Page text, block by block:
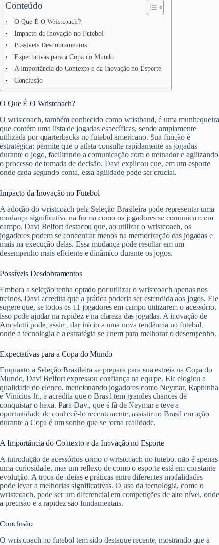
Conteúdo
O Que É O Wristcoach?
Impacto da Inovação no Futebol
Possíveis Desdobramentos
Expectativas para a Copa do Mundo
A Importância do Contexto e da Inovação no Esporte
Conclusão
O Que É O Wristcoach?
O wristcoach, também conhecido como wristband, é uma munhequeira
que contém uma lista de jogadas específicas, sendo amplamente
utilizada por quarterbacks no futebol americano. Sua função é
estratégica: permite que o atleta consulte rapidamente as jogadas
durante o jogo, facilitando a comunicação com o treinador e agilizando
o processo de tomada de decisão. Davi explicou que, em um esporte
onde cada segundo conta, essa agilidade pode ser crucial.
Impacto da Inovação no Futebol
A adoção do wristcoach pela Seleção Brasileira pode representar uma
mudança significativa na forma como os jogadores se comunicam em
campo. Davi Belfort destacou que, ao utilizar o wristcoach, os
jogadores podem se concentrar menos na memorização das jogadas e
mais na execução delas. Essa mudança pode resultar em um
desempenho mais eficiente e dinâmico durante os jogos.
Possíveis Desdobramentos
Embora a seleção tenha optado por utilizar o wristcoach apenas nos
treinos, Davi acredita que a prática poderia ser estendida aos jogos. Ele
sugere que, se todos os 11 jogadores em campo utilizarem o acessório,
isso pode ajudar na rapidez e na clareza das jogadas. A inovação de
Ancelotti pode, assim, dar início a uma nova tendência no futebol,
onde a tecnologia e a estratégia se unem para melhorar o desempenho.
Expectativas para a Copa do Mundo
Enquanto a Seleção Brasileira se prepara para sua estreia na Copa do
Mundo, Davi Belfort expressou confiança na equipe. Ele elogiou a
qualidade do elenco, mencionando jogadores como Neymar, Raphinha
e Vinícius Jr., e acredita que o Brasil tem grandes chances de
conquistar o hexa. Para Davi, que é fã de Neymar e teve a
oportunidade de conhecê-lo recentemente, assistir ao Brasil em ação
durante a Copa é um sonho que se torna realidade.
A Importância do Contexto e da Inovação no Esporte
A introdução de acessórios como o wristcoach no futebol não é apenas
uma curiosidade, mas um reflexo de como o esporte está em constante
evolução. A troca de ideias e práticas entre diferentes modalidades
pode levar a melhorias significativas. O uso da tecnologia, como o
wristcoach, pode ser um diferencial em competições de alto nível, onde
a precisão e a rapidez são fundamentais.
Conclusão
O wristcoach no futebol tem sido destaque recente, mostrando que a